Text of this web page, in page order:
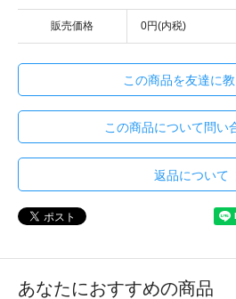
販売価格 0円(内税)
この商品を友達に
この商品について問い
返品について
あなたにおすすめの商品